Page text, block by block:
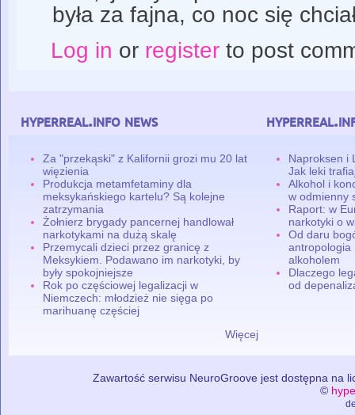
była za fajna, co noc się
Log in or registerto post
hyperreal.info news
Za "przekąski" z Kalifornii grozi mu 20 lat
więzienia
Produkcja metamfetaminy dla
meksykańskiego kartelu? Są kolejne
zatrzymania
Żołnierz brygady pancernej handlował
narkotykami na dużą skalę
Przemycali dzieci przez granicę z
Meksykiem. Podawano im narkotyki, by
były spokojniejsze
Rok po częściowej legalizacji w
Niemczech: młodzież nie sięga po
marihuanę częściej
Więcej
Naproksen i
Jak leki
Alkohol i
w odmienny
Raport: w
narkotyki o
Od daru
antropologia
alkoholem
Dlaczego
od
Zawartość serwisu NeuroGroove jest dostępna na
©